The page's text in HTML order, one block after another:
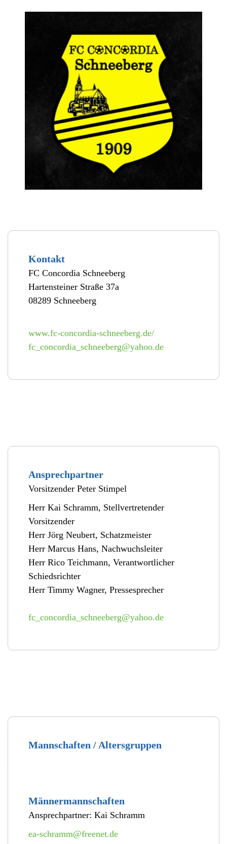
Kontakt
FC Concordia Schneeberg
Hartensteiner Straße 37a
08289 Schneeberg
www.fc-concordia-schneeberg.de/
fc_concordia_schneeberg@yahoo.de
Ansprechpartner
Vorsitzender Peter Stimpel
Herr Kai Schramm, Stellvertretender
Vorsitzender
Herr Jörg Neubert, Schatzmeister
Herr Marcus Hans, Nachwuchsleiter
Herr Rico Teichmann, Verantwortlicher
Schiedsrichter
Herr Timmy Wagner, Pressesprecher
fc_concordia_schneeberg@yahoo.de
Mannschaften / Altersgruppen
Männermannschaften
Ansprechpartner: Kai Schramm
ea-schramm@freenet.de